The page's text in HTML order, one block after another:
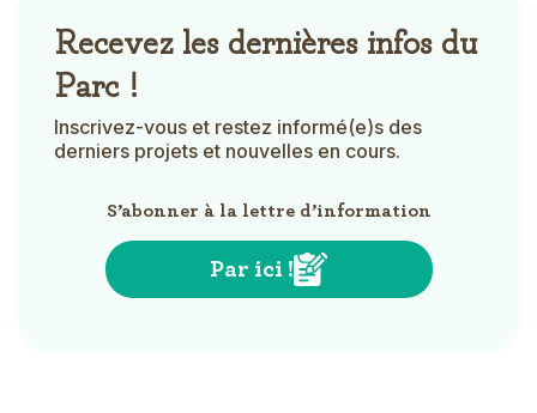
Recevez les dernières infos du
Parc !
Inscrivez-vous et restez informé(e)s des
derniers projets et nouvelles en cours.
S’abonner à la lettre d’information
Par ici !